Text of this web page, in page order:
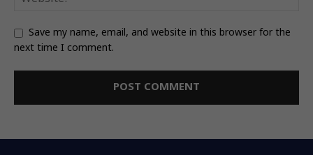
Save my name, email, and website in this browser for the
next time I comment.